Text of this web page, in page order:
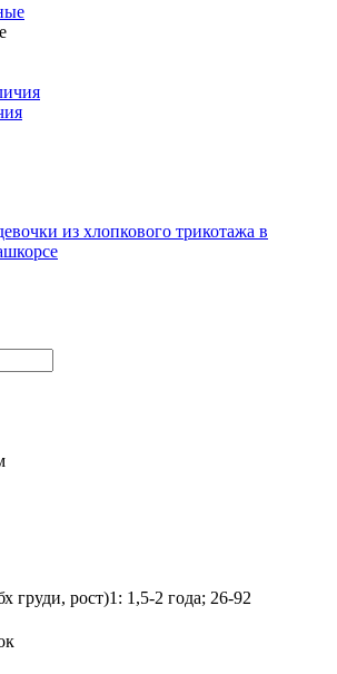
из хлопкового трикотажа в
груди, рост)1: 1,5-2 года; 26-92